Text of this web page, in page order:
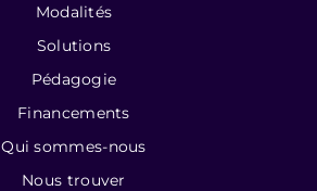
Modalités
Solutions
Pédagogie
Financements
Qui sommes-nous
Nous trouver